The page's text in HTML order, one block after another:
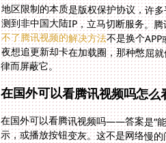
地区限制的本质是版权保护协议，许
测到非中国大陆IP，立马切断服务。
不了腾讯视频的解决方法不是换个
夜想追更新却卡
律而屏蔽它。
在国外可以看腾讯视频吗怎
在国外可以看腾讯视频吗——答案是“
示，或播放按钮变灰。这不是网络慢
泄露隐私。真实案例：一个新加坡工